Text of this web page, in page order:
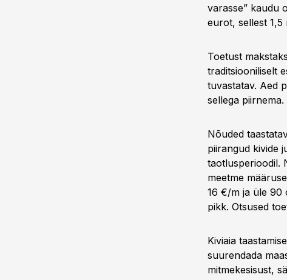
varasse” kaudu
eurot, sellest
Toetust
traditsiooniliselt
tuvastatav. Aed
sellega piirnema.
Nõuded
piirangud kivide
taotlusperioodil.
meetme
16 €/m ja üle 90
pikk. Otsused
Kiviaia
suurendada
mitmekesisust,